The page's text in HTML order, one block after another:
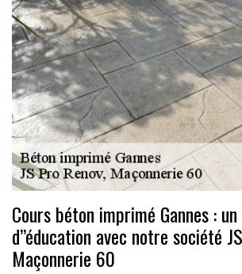
Cours béton imprimé Gannes :
d’’éducation avec notre société
Maçonnerie 60